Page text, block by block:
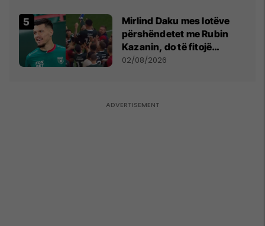
Mirlind Daku mes lotëve
përshëndetet me Rubin
Kazanin, do të fitojë
miliona te Spartak Moska
02/08/2026